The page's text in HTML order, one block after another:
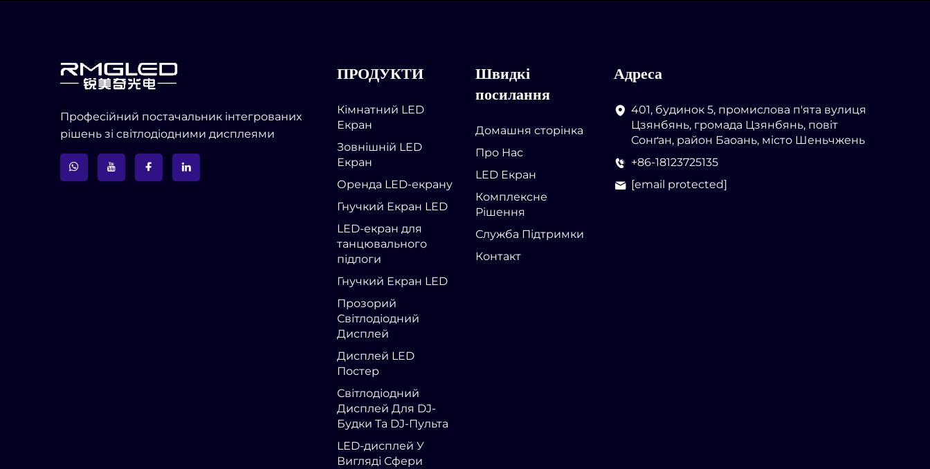
Професійний постачальник інтегрованих
рішень зі світлодіодними дисплеями
ПРОДУКТИ
Кімнатний LED
Екран
Зовнішній LED
Екран
Оренда LED-екрану
Гнучкий Екран LED
LED-екран для
танцювального
підлоги
Гнучкий Екран LED
Прозорий
Світлодіодний
Дисплей
Дисплей LED
Постер
Світлодіодний
Дисплей Для DJ-
Будки Та DJ-Пульта
LED-дисплей У
Вигляді Сфери
Швидкі
посилання
Домашня сторінка
Про Нас
LED Екран
Комплексне
Рішення
Служба Підтримки
Контакт
Адреса
401, будинок 5, промислова п'ята вулиця
Цзянбянь, громада Цзянбянь, повіт
Сонґан, район Баоань, місто Шеньчжень
+86-18123725135
[email protected]